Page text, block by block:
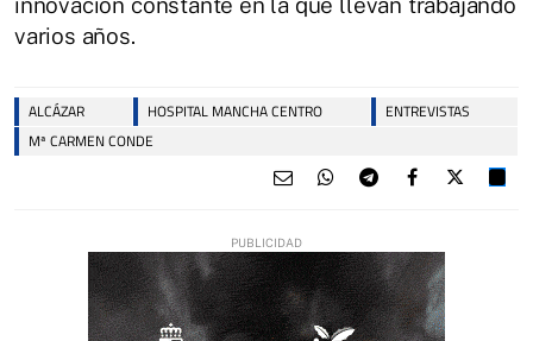
varios años.
ALCÁZAR HOSPITAL MANCHA CENTRO
ENTREVISTAS
Mª CARMEN CONDE